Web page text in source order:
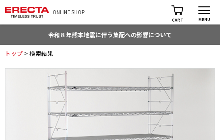
ONLINE SHOP
CART MENU
令和８年熊本地震に伴う集配への影響について
トップ > 検索結果